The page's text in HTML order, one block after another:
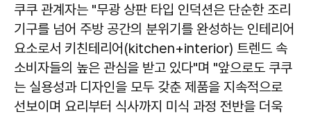
쿠쿠 관계자는 "무광 상판 타입 인덕션은 단순한 조리
기구를 넘어 주방 공간의 분위기를 완성하는 인테리어
요소로서 키친테리어(kitchen+interior) 트렌드 속
소비자들의 높은 관심을 받고 있다"며 "앞으로도 쿠쿠
는 실용성과 디자인을 모두 갖춘 제품을 지속적으로
선보이며 요리부터 식사까지 미식 과정 전반을 더욱